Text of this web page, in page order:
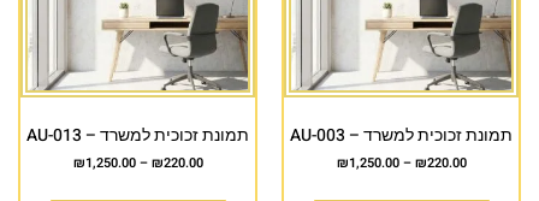
תמונת זכוכית למשרד – AU-003
₪220.00
–
₪1,250.00
תמונת זכוכית למשרד – AU-013
₪220.00
–
₪1,250.00